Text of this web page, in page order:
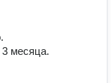
месяца.